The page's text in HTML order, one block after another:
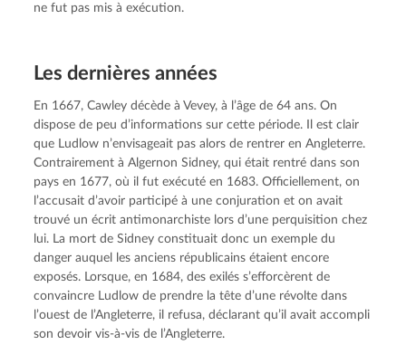
ne fut pas mis à exécution.
Les dernières années
En 1667, Cawley décède à Vevey, à l’âge de 64 ans. On
dispose de peu d’informations sur cette période. Il est clair
que Ludlow n’envisageait pas alors de rentrer en Angleterre.
Contrairement à Algernon Sidney, qui était rentré dans son
pays en 1677, où il fut exécuté en 1683. Officiellement, on
l’accusait d’avoir participé à une conjuration et on avait
trouvé un écrit antimonarchiste lors d’une perquisition chez
lui. La mort de Sidney constituait donc un exemple du
danger auquel les anciens républicains étaient encore
exposés. Lorsque, en 1684, des exilés s’efforcèrent de
convaincre Ludlow de prendre la tête d’une révolte dans
l’ouest de l’Angleterre, il refusa, déclarant qu’il avait accompli
son devoir vis-à-vis de l’Angleterre.